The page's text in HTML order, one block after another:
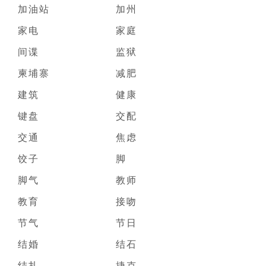
加油站
加州
家电
家庭
间谍
监狱
柬埔寨
减肥
建筑
健康
键盘
交配
交通
焦虑
饺子
脚
脚气
教师
教育
接吻
节气
节日
结婚
结石